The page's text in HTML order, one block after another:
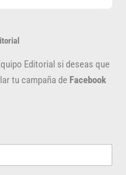
Editorial si deseas que
tu campaña de Facebook